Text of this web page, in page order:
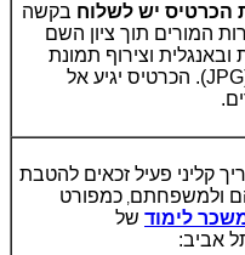
הכרטיס יש לשלוח בקשה
המורים תוך ציון השם
וצירוף תמונת
דרכון סרוקה (JPG). הכרטיס יגיע אל
קליני פעיל זכאים להטבת
ולמשפחתם, כמפורט
לימוד של
אביב: